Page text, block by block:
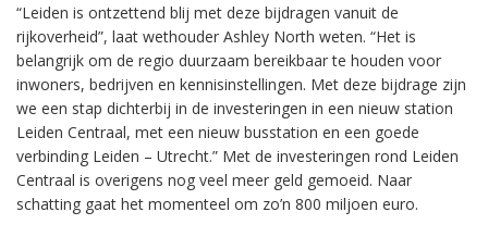
“Leiden is ontzettend blij met deze bijdragen vanuit de
rijkoverheid”, laat wethouder Ashley North weten. “Het is
belangrijk om de regio duurzaam bereikbaar te houden voor
inwoners, bedrijven en kennisinstellingen. Met deze bijdrage zijn
we een stap dichterbij in de investeringen in een nieuw station
Leiden Centraal, met een nieuw busstation en een goede
verbinding Leiden – Utrecht.” Met de investeringen rond Leiden
Centraal is overigens nog veel meer geld gemoeid. Naar
schatting gaat het momenteel om zo’n 800 miljoen euro.